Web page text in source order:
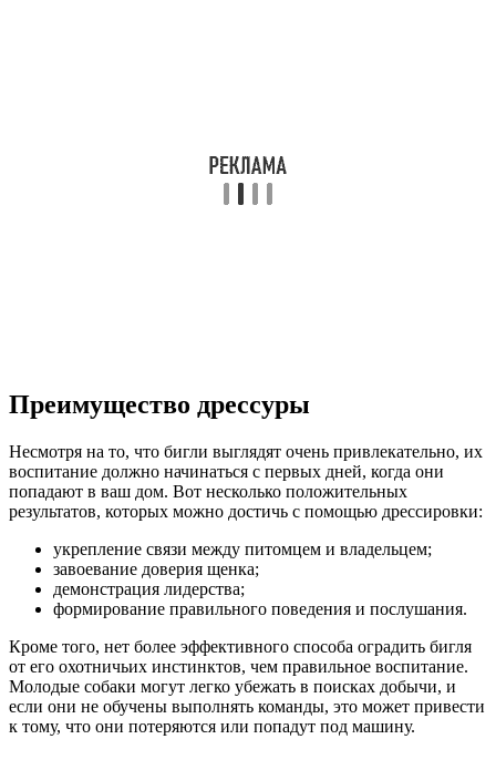
Преимущество дрессуры
Несмотря на то, что бигли выглядят очень привлекательно, их
воспитание должно начинаться с первых дней, когда они
попадают в ваш дом. Вот несколько положительных
результатов, которых можно достичь с помощью дрессировки:
укрепление связи между питомцем и владельцем;
завоевание доверия щенка;
демонстрация лидерства;
формирование правильного поведения и послушания.
Кроме того, нет более эффективного способа оградить бигля
от его охотничьих инстинктов, чем правильное воспитание.
Молодые собаки могут легко убежать в поисках добычи, и
если они не обучены выполнять команды, это может привести
к тому, что они потеряются или попадут под машину.